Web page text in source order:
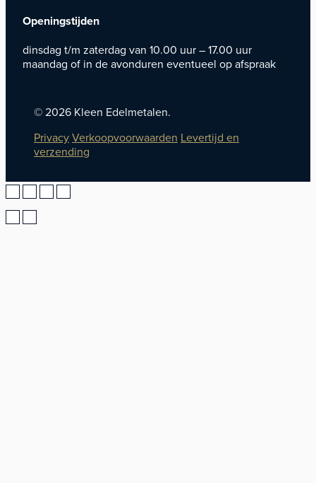
Openingstijden
dinsdag t/m zaterdag van 10.00 uur – 17.00 uur
maandag of in de avonduren eventueel op afspraak
© 2026 Kleen Edelmetalen.
Privacy Verkoopvoorwaarden Levertijd en
verzending